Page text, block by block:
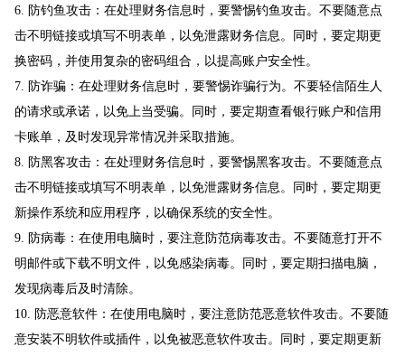
6. 防钓鱼攻击：在处理财务信息时，要警惕钓鱼攻击。不要随意点
击不明链接或填写不明表单，以免泄露财务信息。同时，要定期更
换密码，并使用复杂的密码组合，以提高账户安全性。
7. 防诈骗：在处理财务信息时，要警惕诈骗行为。不要轻信陌生人
的请求或承诺，以免上当受骗。同时，要定期查看银行账户和信用
卡账单，及时发现异常情况并采取措施。
8. 防黑客攻击：在处理财务信息时，要警惕黑客攻击。不要随意点
击不明链接或填写不明表单，以免泄露财务信息。同时，要定期更
新操作系统和应用程序，以确保系统的安全性。
9. 防病毒：在使用电脑时，要注意防范病毒攻击。不要随意打开不
明邮件或下载不明文件，以免感染病毒。同时，要定期扫描电脑，
发现病毒后及时清除。
10. 防恶意软件：在使用电脑时，要注意防范恶意软件攻击。不要随
意安装不明软件或插件，以免被恶意软件攻击。同时，要定期更新